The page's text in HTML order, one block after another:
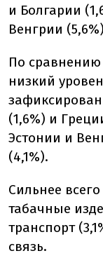
и Болгарии
Венгрии
По сравнению
низкий
(1,6%) и
Эстонии и
(4,1%).
Сильнее
табачные
транспорт
связь.